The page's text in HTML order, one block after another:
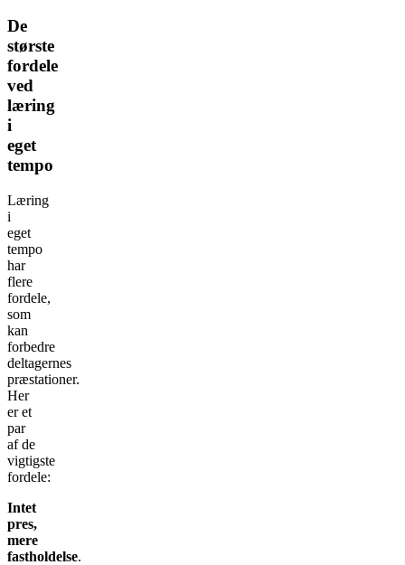
De
største
fordele
ved
læring
i
eget
tempo
Læring
i
eget
tempo
har
flere
fordele,
som
kan
forbedre
deltagernes
præstationer.
Her
er et
par
af de
vigtigste
fordele:
Intet
pres,
mere
fastholdelse.